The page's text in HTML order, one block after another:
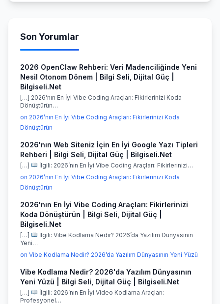
Son Yorumlar
2026 OpenClaw Rehberi: Veri Madenciliğinde Yeni
Nesil Otonom Dönem | Bilgi Seli, Dijital Güç |
Bilgiseli.Net
[…] 2026’nın En İyi Vibe Coding Araçları: Fikirlerinizi Koda
Dönüştürün…
on 2026’nın En İyi Vibe Coding Araçları: Fikirlerinizi Koda
Dönüştürün
2026'nın Web Siteniz İçin En İyi Google Yazı Tipleri
Rehberi | Bilgi Seli, Dijital Güç | Bilgiseli.Net
[…]
İlgili: 2026’nın En İyi Vibe Coding Araçları: Fikirlerinizi…
on 2026’nın En İyi Vibe Coding Araçları: Fikirlerinizi Koda
Dönüştürün
2026'nın En İyi Vibe Coding Araçları: Fikirlerinizi
Koda Dönüştürün | Bilgi Seli, Dijital Güç |
Bilgiseli.Net
[…]
İlgili: Vibe Kodlama Nedir? 2026’da Yazılım Dünyasının
Yeni…
on Vibe Kodlama Nedir? 2026’da Yazılım Dünyasının Yeni Yüzü
Vibe Kodlama Nedir? 2026'da Yazılım Dünyasının
Yeni Yüzü | Bilgi Seli, Dijital Güç | Bilgiseli.Net
[…]
İlgili: 2026’nın En İyi Video Kodlama Araçları:
Profesyonel…